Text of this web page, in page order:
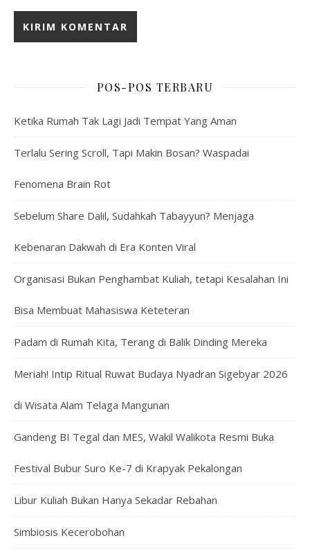
POS-POS TERBARU
Ketika Rumah Tak Lagi Jadi Tempat Yang Aman
Terlalu Sering Scroll, Tapi Makin Bosan? Waspadai
Fenomena Brain Rot
Sebelum Share Dalil, Sudahkah Tabayyun? Menjaga
Kebenaran Dakwah di Era Konten Viral
Organisasi Bukan Penghambat Kuliah, tetapi Kesalahan Ini
Bisa Membuat Mahasiswa Keteteran
Padam di Rumah Kita, Terang di Balik Dinding Mereka
Meriah! Intip Ritual Ruwat Budaya Nyadran Sigebyar 2026
di Wisata Alam Telaga Mangunan
Gandeng BI Tegal dan MES, Wakil Walikota Resmi Buka
Festival Bubur Suro Ke-7 di Krapyak Pekalongan
Libur Kuliah Bukan Hanya Sekadar Rebahan
Simbiosis Kecerobohan